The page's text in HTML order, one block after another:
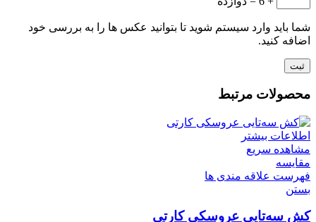
شما باید وارد سیستم شوید تا بتوانید عکس ها را به بررسی خود
اضافه کنید.
محصولات مرتبط
اطلاعات بیشتر
مشاهده سریع
مقایسه
فهرست علاقه مندی ها
بستن
کش سه‌تایی عروسکی کارتی